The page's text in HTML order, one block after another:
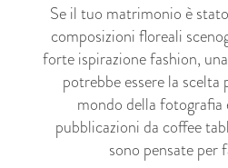
Se il tuo matrimonio è
composizioni floreali
forte ispirazione fashion, una
potrebbe essere la
mondo della fotografia
pubblicazioni da coffee
sono pensate per